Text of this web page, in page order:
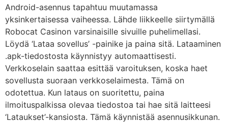
Android-asennus tapahtuu muutamassa
yksinkertaisessa vaiheessa. Lähde liikkeelle siirtymällä
Robocat Casinon varsinaisille sivuille puhelimellasi.
Löydä ‘Lataa sovellus’ -painike ja paina sitä. Lataaminen
.apk-tiedostosta käynnistyy automaattisesti.
Verkkoselain saattaa esittää varoituksen, koska haet
sovellusta suoraan verkkoselaimesta. Tämä on
odotettua. Kun lataus on suoritettu, paina
ilmoituspalkissa olevaa tiedostoa tai hae sitä laitteesi
‘Lataukset’-kansiosta. Tämä käynnistää asennusikkunan.